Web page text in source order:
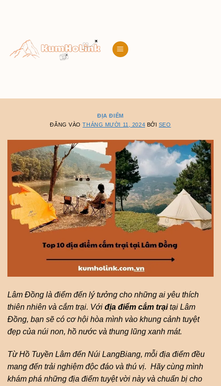
ĐỊA ĐIỂM
ĐĂNG VÀOTHÁNG MƯỜI 11, 2024 BỞI SEO
Lâm Đồng là điểm đến lý tưởng cho những ai yêu thích
thiên nhiên và cắm trại. Với địa điểm cắm trạitại Lâm
Đồng, bạn sẽ có cơ hội hòa mình vào khung cảnh tuyệt
đẹp của núi non, hồ nước và thung lũng xanh mát.
Từ Hồ Tuyền Lâm đến Núi LangBiang, mỗi địa điểm đều
mang đến trải nghiệm độc đáo và thú vị. Hãy cùng mình
khám phá những địa điểm tuyệt vời này và chuẩn bị cho